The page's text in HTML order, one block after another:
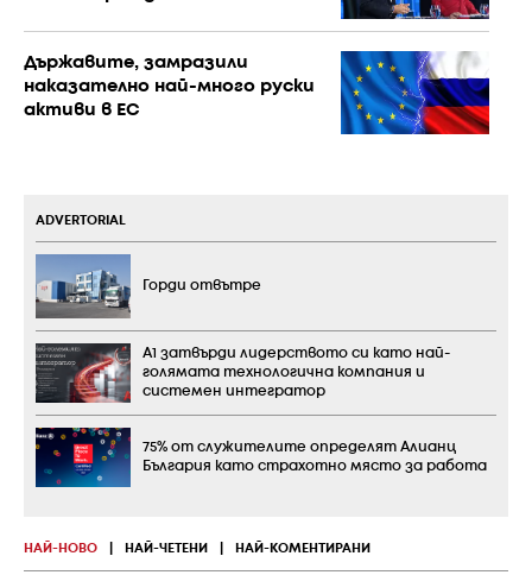
Държавите, замразили
наказателно най-много руски
активи в ЕС
НАЙ-НОВО НАЙ-ЧЕТЕНИ НАЙ-КОМЕНТИРАНИ
ADVERTORIAL
Горди отвътре
А1 затвърди лидерството си като най-
голямата технологична компания и
системен интегратор
75% от служителите определят Алианц
България като страхотно място за работа